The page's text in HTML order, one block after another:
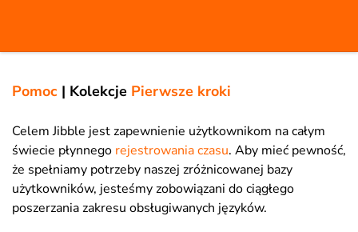
Pomoc | Kolekcje Pierwsze kroki
Celem Jibble jest zapewnienie użytkownikom na całym
świecie płynnego rejestrowania czasu. Aby mieć pewność,
że spełniamy potrzeby naszej zróżnicowanej bazy
użytkowników, jesteśmy zobowiązani do ciągłego
poszerzania zakresu obsługiwanych języków.